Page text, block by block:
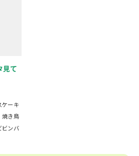
見て
ケーキ
焼き鳥
ビンバ